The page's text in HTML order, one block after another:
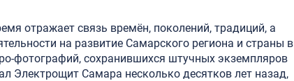
отражает связь времён, поколений, традиций, а
на развитие Самарского региона и страны в
фотографий, сохранившихся штучных экземпляров
Электрощит Самара несколько десятков лет назад,